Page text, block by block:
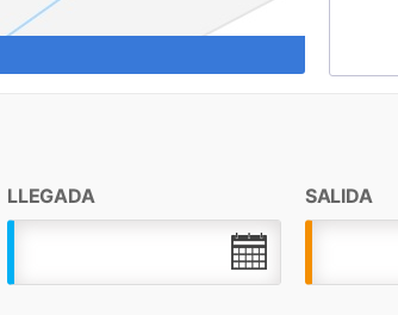
LLEGADA SALIDA